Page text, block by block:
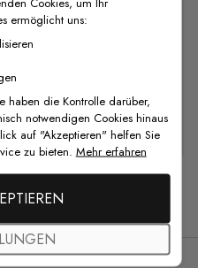
Produkte
ermöglicht uns:
haben die Kontrolle darüber,
notwendigen Cookies hinaus
auf "Akzeptieren" helfen Sie
zu bieten. Mehr erfahren